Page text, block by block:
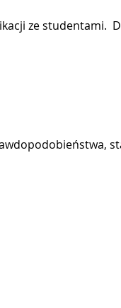
ze studentami.